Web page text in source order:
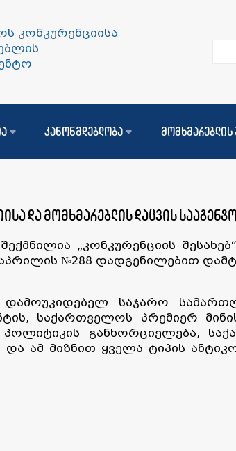
კონკურენციისა
კანონმდებლობა მომხმარებლის
და მომხმარებლის დაცვის
„კონკურენციის
№288 დადგენილებით
დამოუკიდებელ საჯარო
საქართველოს პრემიერ
პოლიტიკის განხორციელება,
და ამ მიზნით ყველა ტიპის